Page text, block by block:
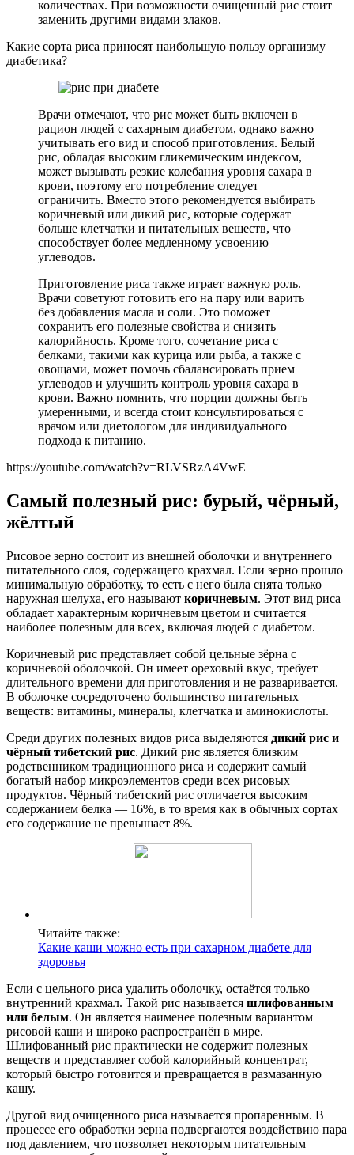
количествах. При возможности очищенный рис стоит
заменить другими видами злаков.
Какие сорта риса приносят наибольшую пользу организму
диабетика?
Врачи отмечают, что рис может быть включен в
рацион людей с сахарным диабетом, однако важно
учитывать его вид и способ приготовления. Белый
рис, обладая высоким гликемическим индексом,
может вызывать резкие колебания уровня сахара в
крови, поэтому его потребление следует
ограничить. Вместо этого рекомендуется выбирать
коричневый или дикий рис, которые содержат
больше клетчатки и питательных веществ, что
способствует более медленному усвоению
углеводов.
Приготовление риса также играет важную роль.
Врачи советуют готовить его на пару или варить
без добавления масла и соли. Это поможет
сохранить его полезные свойства и снизить
калорийность. Кроме того, сочетание риса с
белками, такими как курица или рыба, а также с
овощами, может помочь сбалансировать прием
углеводов и улучшить контроль уровня сахара в
крови. Важно помнить, что порции должны быть
умеренными, и всегда стоит консультироваться с
врачом или диетологом для индивидуального
подхода к питанию.
https://youtube.com/watch?v=RLVSRzA4VwE
Самый полезный рис: бурый, чёрный,
жёлтый
Рисовое зерно состоит из внешней оболочки и внутреннего
питательного слоя, содержащего крахмал. Если зерно прошло
минимальную обработку, то есть с него была снята только
наружная шелуха, его называют коричневым. Этот вид риса
обладает характерным коричневым цветом и считается
наиболее полезным для всех, включая людей с диабетом.
Коричневый рис представляет собой цельные зёрна с
коричневой оболочкой. Он имеет ореховый вкус, требует
длительного времени для приготовления и не разваривается.
В оболочке сосредоточено большинство питательных
веществ: витамины, минералы, клетчатка и аминокислоты.
Среди других полезных видов риса выделяются дикий рис и
чёрный тибетский рис. Дикий рис является близким
родственником традиционного риса и содержит самый
богатый набор микроэлементов среди всех рисовых
продуктов. Чёрный тибетский рис отличается высоким
содержанием белка — 16%, в то время как в обычных сортах
его содержание не превышает 8%.
Читайте также:
Какие каши можно есть при сахарном диабете для
здоровья
Если с цельного риса удалить оболочку, остаётся только
внутренний крахмал. Такой рис называется шлифованным
или белым. Он является наименее полезным вариантом
рисовой каши и широко распространён в мире.
Шлифованный рис практически не содержит полезных
веществ и представляет собой калорийный концентрат,
который быстро готовится и превращается в размазанную
кашу.
Другой вид очищенного риса называется пропаренным. В
процессе его обработки зерна подвергаются воздействию пара
под давлением, что позволяет некоторым питательным